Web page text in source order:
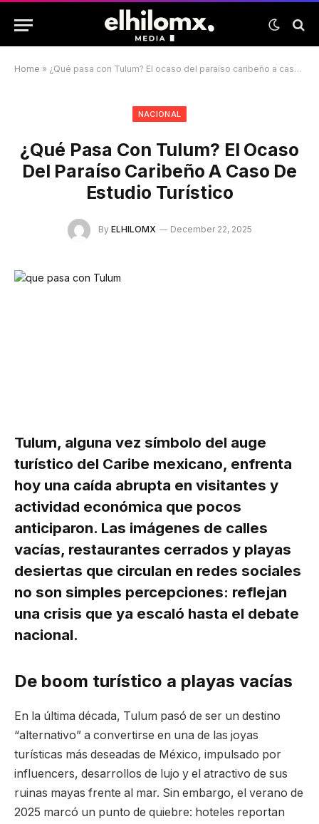
Home » ¿Qué pasa con Tulum? El ocaso del paraíso caribeño a caso de estudio turístico
NACIONAL
¿Qué Pasa Con Tulum? El Ocaso
Del Paraíso Caribeño A Caso De
Estudio Turístico
By ELHILOMX December 22, 2025
Tulum, alguna vez símbolo del auge
turístico del Caribe mexicano, enfrenta
hoy una caída abrupta en visitantes y
actividad económica que pocos
anticiparon. Las imágenes de calles
vacías, restaurantes cerrados y playas
desiertas que circulan en redes sociales
no son simples percepciones: reflejan
una crisis que ya escaló hasta el debate
nacional.
De boom turístico a playas vacías
En la última década, Tulum pasó de ser un destino
“alternativo” a convertirse en una de las joyas
turísticas más deseadas de México, impulsado por
influencers, desarrollos de lujo y el atractivo de sus
ruinas mayas frente al mar. Sin embargo, el verano de
2025 marcó un punto de quiebre: hoteles reportan